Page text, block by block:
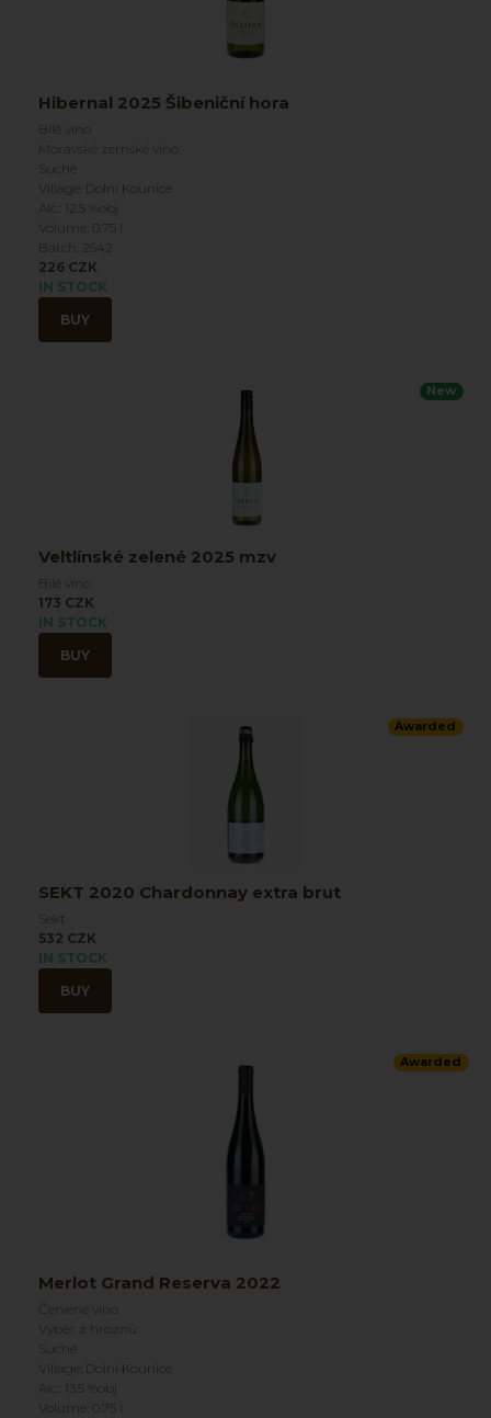
Hibernal 2025 Šibeniční hora
Bílé víno
Moravské zemské víno
Suché
Village: Dolní Kounice
Alc.: 12.5 %obj
Volume: 0.75 l
Batch: 2542
226 CZK
IN STOCK
BUY
New
Veltlínské zelené 2025 mzv
Bílé víno
173 CZK
IN STOCK
BUY
Awarded
SEKT 2020 Chardonnay extra brut
Sekt
532 CZK
IN STOCK
BUY
Awarded
Merlot Grand Reserva 2022
Červené víno
Výběr z hroznů
Suché
Village: Dolní Kounice
Alc.: 13.5 %obj
Volume: 0.75 l